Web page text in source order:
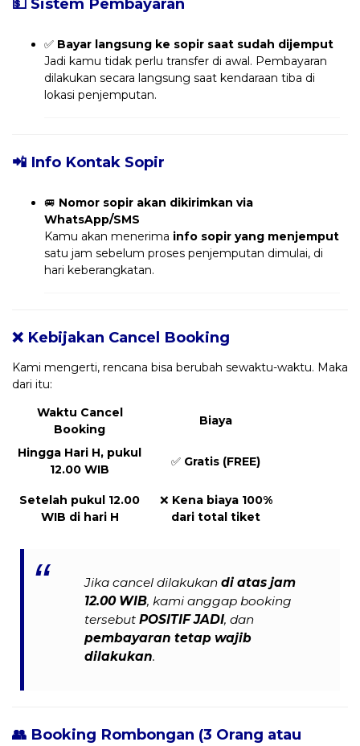
✅ Bayar langsung ke sopir saat sudah dijemput
Jadi kamu tidak perlu transfer di awal. Pembayaran
dilakukan secara langsung saat kendaraan tiba di
lokasi penjemputan.
📲 Info Kontak Sopir
🚐 Nomor sopir akan dikirimkan via
WhatsApp/SMS
Kamu akan menerima info sopir yang menjemput
satu jam sebelum proses penjemputan dimulai, di
hari keberangkatan.
❌ Kebijakan Cancel Booking
Kami mengerti, rencana bisa berubah sewaktu-waktu. Maka
dari itu:
Waktu Cancel
Booking
Biaya
Hingga Hari H, pukul
12.00 WIB
✅ Gratis (FREE)
Setelah pukul 12.00
WIB di hari H
❌ Kena biaya 100%
dari total tiket
Jika cancel dilakukandi atas jam
12.00 WIB, kami anggap booking
tersebutPOSITIF JADI, dan
pembayaran tetap wajib
dilakukan.
👥 Booking Rombongan (3 Orang atau